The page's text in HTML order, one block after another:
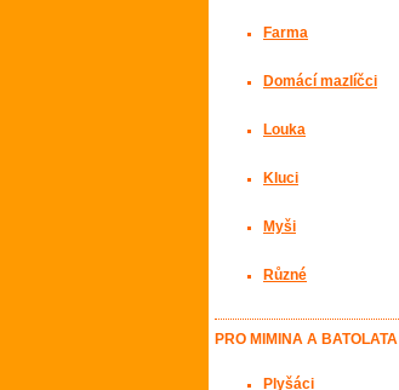
Farma
Domácí mazlíčci
Louka
Kluci
Myši
Různé
PRO MIMINA A BATOLATA
Plyšáci